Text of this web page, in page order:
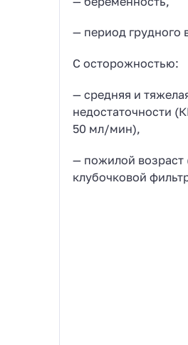
— период грудного
С осторожностью:
— средняя и
недостаточности
50 мл/мин),
— пожилой
клубочковой